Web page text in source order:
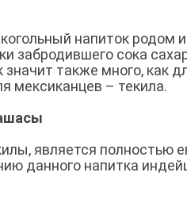
напиток родом
забродившего сока
значит также много, как
мексиканцев – текила.
является полностью
данного напитка